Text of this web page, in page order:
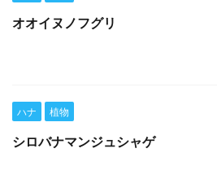
オオイヌノフグリ
ハナ 植物
シロバナマンジュシャゲ